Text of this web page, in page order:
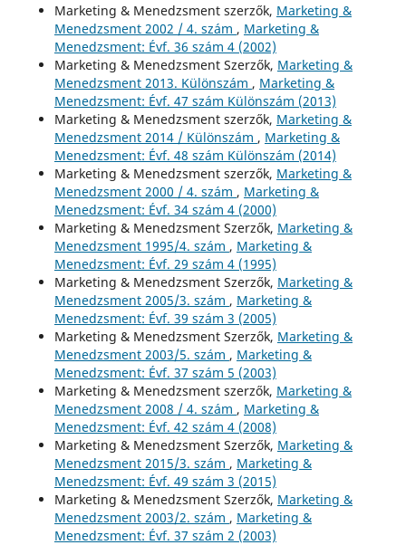
Marketing & Menedzsment szerzők, Marketing &
Menedzsment 2002 / 4. szám , Marketing &
Menedzsment: Évf. 36 szám 4 (2002)
Marketing & Menedzsment Szerzők, Marketing &
Menedzsment 2013. Különszám , Marketing &
Menedzsment: Évf. 47 szám Különszám (2013)
Marketing & Menedzsment szerzők, Marketing &
Menedzsment 2014 / Különszám , Marketing &
Menedzsment: Évf. 48 szám Különszám (2014)
Marketing & Menedzsment szerzők, Marketing &
Menedzsment 2000 / 4. szám , Marketing &
Menedzsment: Évf. 34 szám 4 (2000)
Marketing & Menedzsment Szerzők, Marketing &
Menedzsment 1995/4. szám , Marketing &
Menedzsment: Évf. 29 szám 4 (1995)
Marketing & Menedzsment Szerzők, Marketing &
Menedzsment 2005/3. szám , Marketing &
Menedzsment: Évf. 39 szám 3 (2005)
Marketing & Menedzsment Szerzők, Marketing &
Menedzsment 2003/5. szám , Marketing &
Menedzsment: Évf. 37 szám 5 (2003)
Marketing & Menedzsment szerzők, Marketing &
Menedzsment 2008 / 4. szám , Marketing &
Menedzsment: Évf. 42 szám 4 (2008)
Marketing & Menedzsment Szerzők, Marketing &
Menedzsment 2015/3. szám , Marketing &
Menedzsment: Évf. 49 szám 3 (2015)
Marketing & Menedzsment Szerzők, Marketing &
Menedzsment 2003/2. szám , Marketing &
Menedzsment: Évf. 37 szám 2 (2003)